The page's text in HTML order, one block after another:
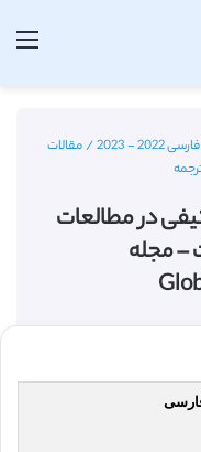
- 2023
/مقالات
در مطالعات
– مجله